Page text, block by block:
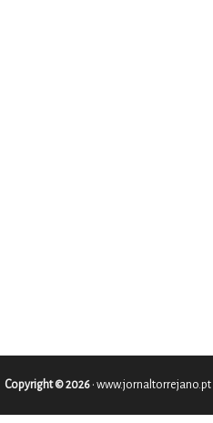
Copyright © 2026 • www.jornaltorrejano.pt